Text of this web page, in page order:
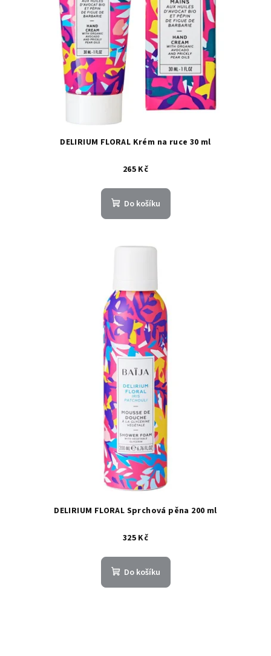
DELIRIUM FLORAL Krém na ruce 30 ml
265 Kč
Do košíku
DELIRIUM FLORAL Sprchová pěna 200 ml
325 Kč
Do košíku